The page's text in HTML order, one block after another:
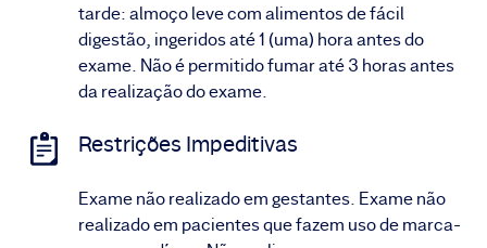
tarde: almoço leve com alimentos de fácil
digestão, ingeridos até 1 (uma) hora antes do
exame. Não é permitido fumar até 3 horas antes
da realização do exame.
Restrições Impeditivas
Exame não realizado em gestantes. Exame não
realizado em pacientes que fazem uso de marca-